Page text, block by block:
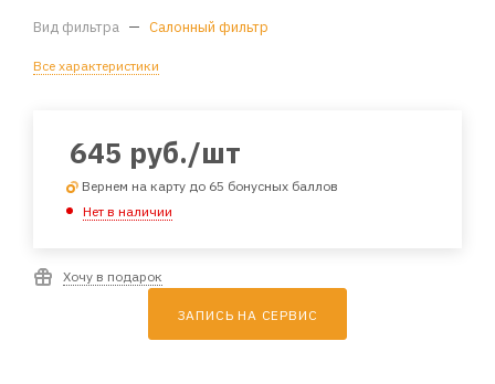
Вид фильтра — Салонный фильтр
Все характеристики
645 руб./шт
Вернем на карту до 65 бонусных баллов
Нет в наличии
Хочу в подарок
ЗАПИСЬ НА СЕРВИС